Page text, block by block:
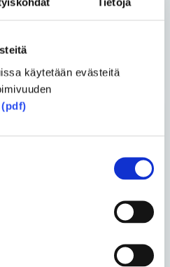
käytetään evästeitä
– Päivä